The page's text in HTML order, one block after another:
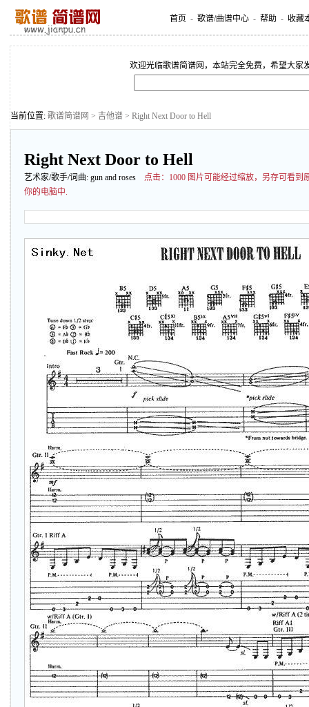
首页 - 歌谱/曲谱中心 - 帮助 - 收藏
欢迎光临歌谱简谱网，本站完全免费，希望大家
当前位置: 歌谱简谱网 > 吉他谱 > Right Next Door to Hell
Right Next Door to Hell
艺术家/歌手/词曲: gun and roses 点击： 1000 图片可能经过缩放，另存可看
你的电脑中.